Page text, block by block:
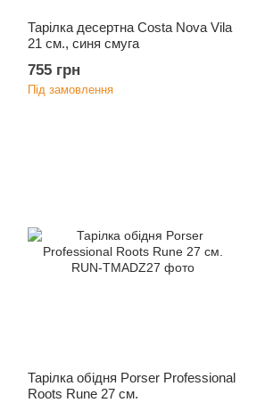
Тарілка десертна Costa Nova Vila
21 см., синя смуга
755 грн
Під замовлення
Тарілка обідня Porser Professional
Roots Rune 27 см.